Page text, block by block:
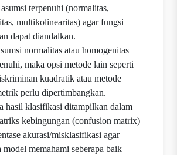
terpenuhi (normalitas,
multikolinearitas) agar fungsi
dapat diandalkan.
normalitas atau homogenitas
maka opsi metode lain seperti
kuadratik atau metode
perlu dipertimbangkan.
hasil klasifikasi ditampilkan dalam
kebingungan (confusion matrix)
akurasi/misklasifikasi agar
model memahami seberapa baik